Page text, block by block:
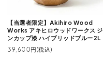
【当選者限定】Akihiro Wood
Works アキヒロウッドワークス ジ
ンカップ漆 ハイブリッドブルー2L
39,600円(税込)